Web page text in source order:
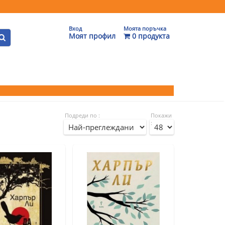
Вход
Моят профил
Моята поръчка
0 продукта
Подреди по :
Покажи
: